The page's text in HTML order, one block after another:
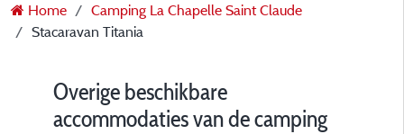
Home
Camping La Chapelle Saint Claude
Stacaravan Titania
Overige beschikbare
accommodaties van de camping